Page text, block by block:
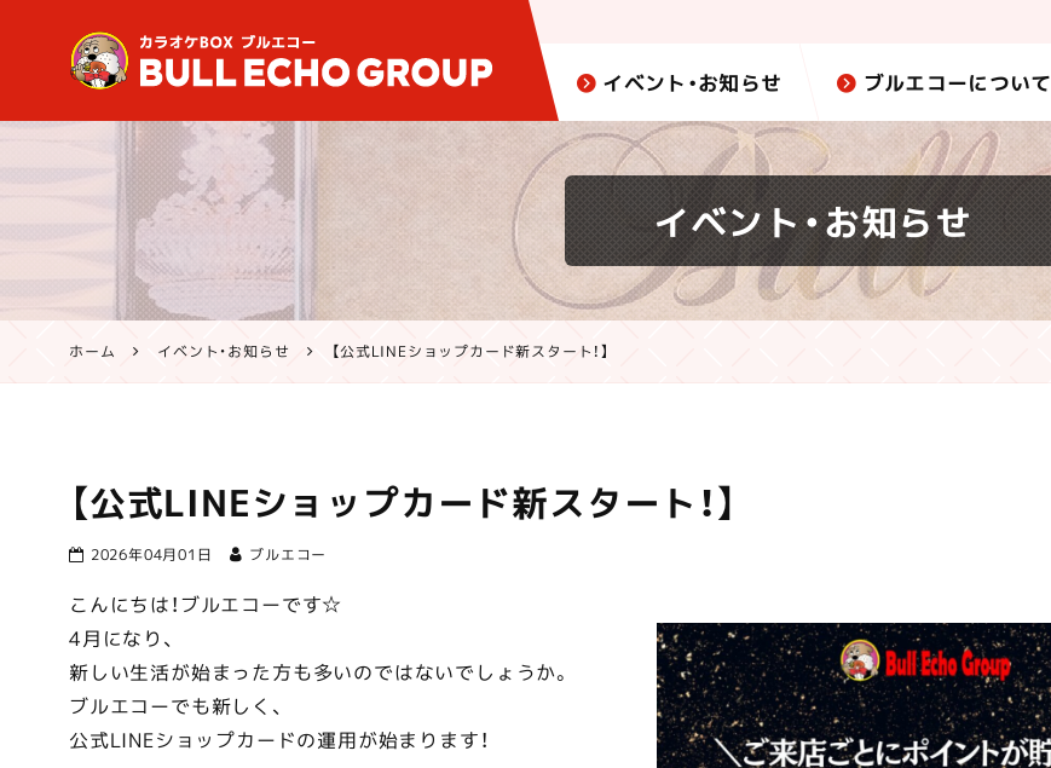
鹿児島・熊本のカラオケ ブ
ルエコー公式サイト | 霧島
市・姶良市・鹿屋市、八代市
で営業中
イベント・お知らせ ブルエコーについて
イベント・お知らせ
ホーム イベント・お知らせ 【公式LINEショップカード新スタート！】
【公式LINEショップカード新スタート！】
2026年04月01日 ブルエコー
こんにちは！ブルエコーです☆
4月になり、
新しい生活が始まった方も多いのではないでしょうか。
ブルエコーでも新しく、
公式LINEショップカードの運用が始まります！